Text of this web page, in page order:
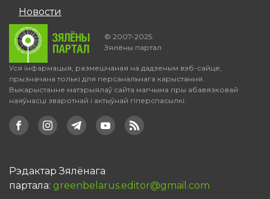
Новости
© 2007-2025.
Зялёны партал
Уся інфармацыя, размешчаная на дадзеным вэб-сайце,
прызначана толькі для персанальнага карыстання.
Выкарыстанне матэрыялаў сайта магчыма пры абавязковай
наяўнасці зваротнай і актыўнай гіперспасылкі.
Рэдактар Зялёнага
партала: greenbelarus.editor@gmail.com